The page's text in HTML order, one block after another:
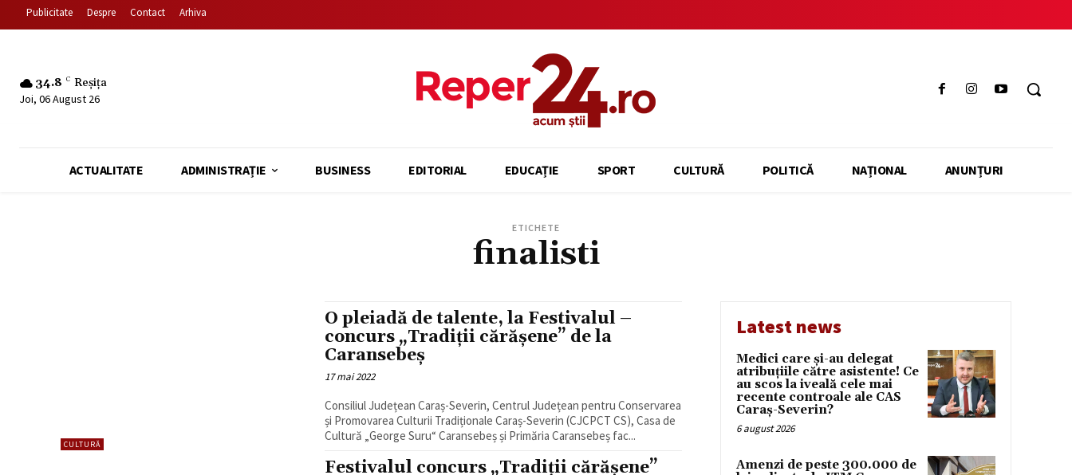
Publicitate Despre Contact Arhiva
34.8 C Reșița
Joi, 06 August 26
ACTUALITATE ADMINISTRAȚIE BUSINESS EDITORIAL EDUCAȚIE SPORT CULTURĂ POLITICĂ NAȚIONAL ANUNȚURI
ETICHETE
finalisti
CULTURĂ
O pleiadă de talente, la Festivalul –
concurs „Tradiții cărășene” de la
Caransebeș
17 mai 2022
Consiliul Județean Caraș-Severin, Centrul Județean pentru Conservarea
și Promovarea Culturii Tradiționale Caraș-Severin (CJCPCT CS), Casa de
Cultură „George Suru“ Caransebeș și Primăria Caransebeș fac...
Festivalul concurs „Tradiții cărășene”
Latest news
Medici care și-au delegat
atribuțiile către asistente! Ce
au scos la iveală cele mai
recente controale ale CAS
Caraș-Severin?
6 august 2026
Amenzi de peste 300.000 de